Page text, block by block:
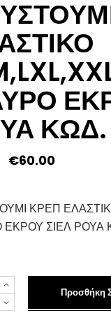
ΚΩΔ.
Original
€60.00Η
€60.00.
ΚΡΕΠ
ΣΙΕΛ ΡΟΥΑ
Προσθήκη